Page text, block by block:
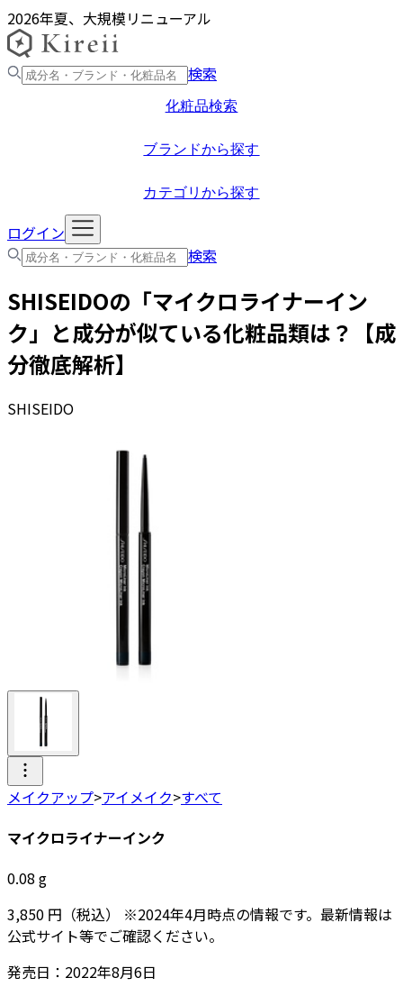
2026年夏、大規模リニューアル
検索
化粧品検索
ブランドから探す
カテゴリから探す
ログイン
検索
SHISEIDOの「マイクロライナーイン
ク 」と成分が似ている化粧品類は？【成
分徹底解析】
SHISEIDO
メイクアップ>アイメイク>すべて
マイクロライナーインク
0.08 g
3,850 円 （税込） ※2024年4月時点の情報です。最新情報は
公式サイト等でご確認ください。
発売日： 2022年8月6日